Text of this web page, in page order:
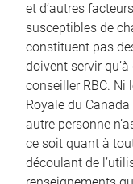
et d’autres
susceptibles de
constituent pas
doivent servir
conseiller RBC. Ni
Royale du
autre personne
ce soit quant à
découlant de